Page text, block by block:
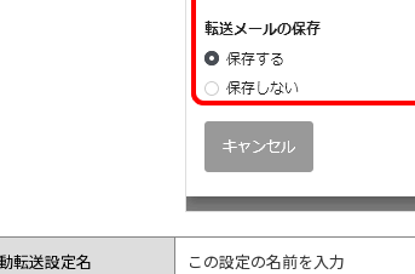
転送設定名 この設定の名前を入力